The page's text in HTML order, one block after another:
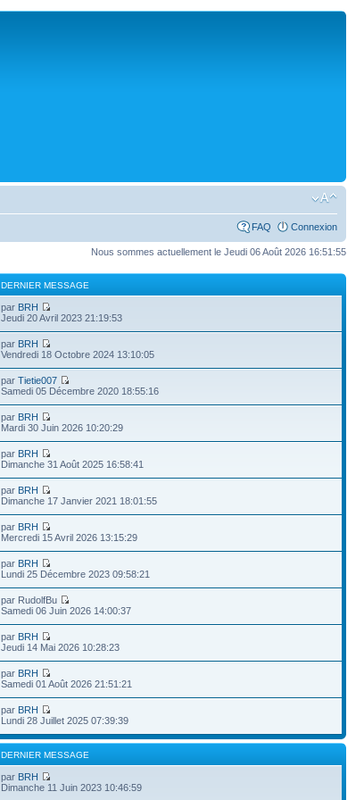
FAQ Connexion
Nous sommes actuellement le Jeudi 06 Août 2026 16:51:55
DERNIER MESSAGE
par BRH
Jeudi 20 Avril 2023 21:19:53
par BRH
Vendredi 18 Octobre 2024 13:10:05
parTietie007
Samedi 05 Décembre 2020 18:55:16
par BRH
Mardi 30 Juin 2026 10:20:29
par BRH
Dimanche 31 Août 2025 16:58:41
par BRH
Dimanche 17 Janvier 2021 18:01:55
par BRH
Mercredi 15 Avril 2026 13:15:29
par BRH
Lundi 25 Décembre 2023 09:58:21
par RudolfBu
Samedi 06 Juin 2026 14:00:37
par BRH
Jeudi 14 Mai 2026 10:28:23
par BRH
Samedi 01 Août 2026 21:51:21
par BRH
Lundi 28 Juillet 2025 07:39:39
DERNIER MESSAGE
par BRH
Dimanche 11 Juin 2023 10:46:59